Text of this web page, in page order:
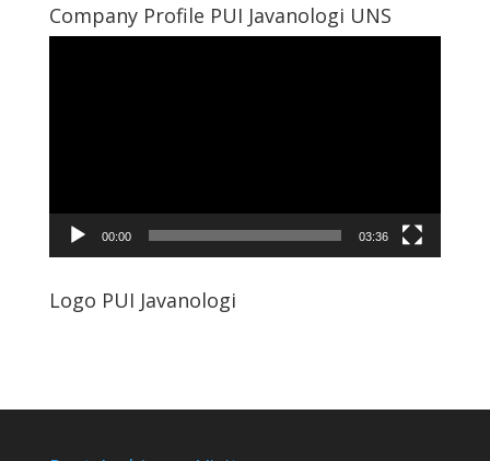
Company Profile PUI Javanologi UNS
00:00 03:36
Logo PUI Javanologi